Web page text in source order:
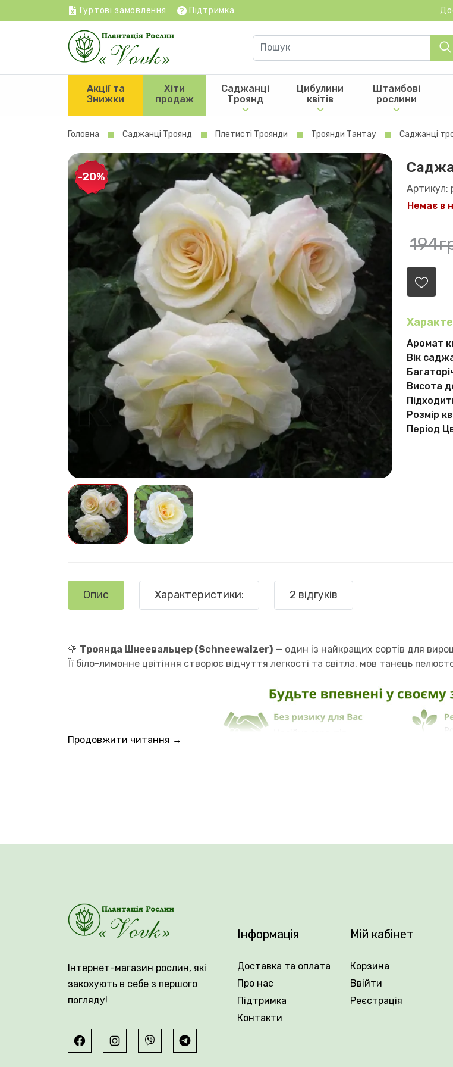
Гуртові замовлення Підтримка
Акції та
Знижки
Хіти
продаж
Саджанці
Троянд
Цибулини
квітів
Штамбові
рослини
Головна Саджанці Троянд Плетисті Троянди Троянди Тантау Саджанці
-20%
Артикул:
Немає в
Аромат
Вік
Висота
Розмір
Період
Опис Характеристики: 2 відгуків
🌹 Троянда Шнеевальцер (Schneewalzer) — один із найкращих сортів для
Її біло-лимонне цвітіння створює відчуття легкості та світла, мов танець
відігнутими краями, а в центрі помітно проявляється м’який лимонний відтінок.
росте, стійка до захворювань і шкідників. Чудово виглядає біля стін будинків,
акценти у саду.
Вік саджанця: 2 роки.
Упакування: закрита коренева система.
Продовжити читання →
Інтернет-магазин рослин, які
закохують в себе з першого
погляду!
Інформація
Доставка та оплата
Про нас
Підтримка
Контакти
Мій кабінет
Корзина
Ввійти
Реєстрація